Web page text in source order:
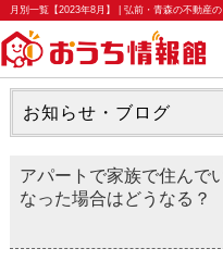
月別一覧【2023年8月】 | 弘前・青森の不動産
お知らせ・ブログ
アパートで家族で住んで
なった場合はどうなる？